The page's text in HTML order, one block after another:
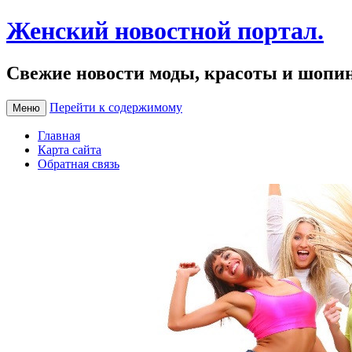
Женский новостной портал.
Свежие новости моды, красоты и
Меню Перейти к содержимому
Главная
Карта сайта
Обратная связь